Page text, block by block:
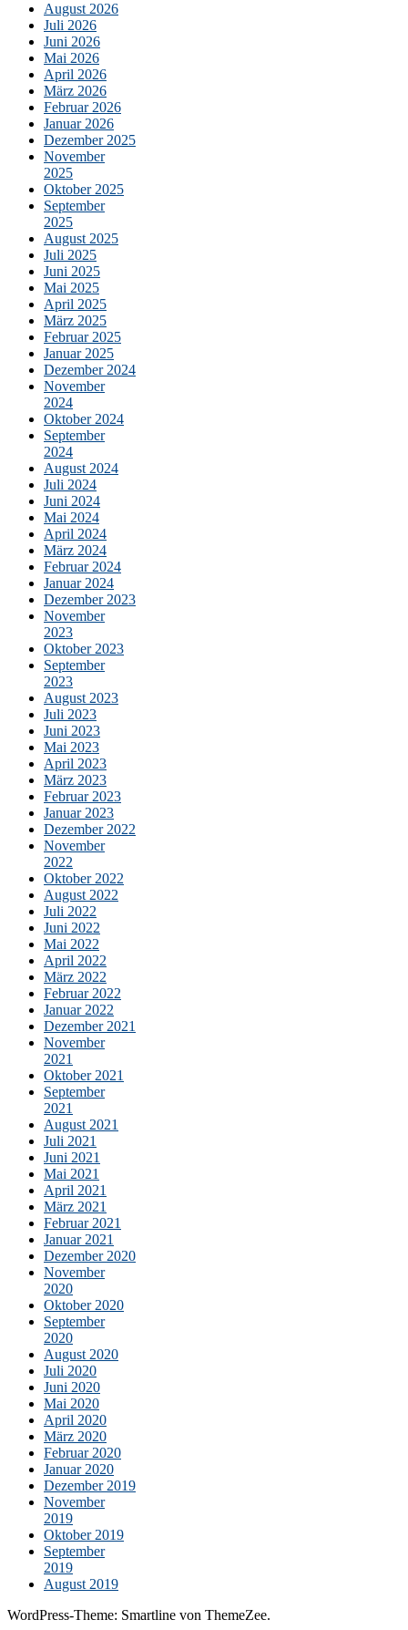
August 2026
Juli 2026
Juni 2026
Mai 2026
April 2026
März 2026
Februar 2026
Januar 2026
Dezember 2025
November
2025
Oktober 2025
September
2025
August 2025
Juli 2025
Juni 2025
Mai 2025
April 2025
März 2025
Februar 2025
Januar 2025
Dezember 2024
November
2024
Oktober 2024
September
2024
August 2024
Juli 2024
Juni 2024
Mai 2024
April 2024
März 2024
Februar 2024
Januar 2024
Dezember 2023
November
2023
Oktober 2023
September
2023
August 2023
Juli 2023
Juni 2023
Mai 2023
April 2023
März 2023
Februar 2023
Januar 2023
Dezember 2022
November
2022
Oktober 2022
August 2022
Juli 2022
Juni 2022
Mai 2022
April 2022
März 2022
Februar 2022
Januar 2022
Dezember 2021
November
2021
Oktober 2021
September
2021
August 2021
Juli 2021
Juni 2021
Mai 2021
April 2021
März 2021
Februar 2021
Januar 2021
Dezember 2020
November
2020
Oktober 2020
September
2020
August 2020
Juli 2020
Juni 2020
Mai 2020
April 2020
März 2020
Februar 2020
Januar 2020
Dezember 2019
November
2019
Oktober 2019
September
2019
August 2019
WordPress-Theme: Smartline von ThemeZee.